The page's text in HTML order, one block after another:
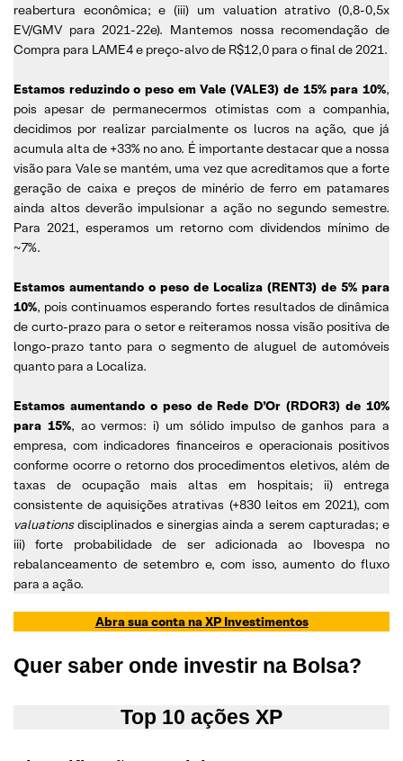
reabertura econômica; e (iii) um valuation atrativo (0,8-0,5x
EV/GMV para 2021-22e). Mantemos nossa recomendação de
Compra para LAME4 e preço-alvo de R$12,0 para o final de 2021.
Estamos reduzindo o peso em Vale (VALE3) de 15% para 10%,
pois apesar de permanecermos otimistas com a companhia,
decidimos por realizar parcialmente os lucros na ação, que já
acumula alta de +33% no ano. É importante destacar que a nossa
visão para Vale se mantém, uma vez que acreditamos que a forte
geração de caixa e preços de minério de ferro em patamares
ainda altos deverão impulsionar a ação no segundo semestre.
Para 2021, esperamos um retorno com dividendos mínimo de
~7%.
Estamos aumentando o peso de Localiza (RENT3) de 5% para
10%, pois continuamos esperando fortes resultados de dinâmica
de curto-prazo para o setor e reiteramos nossa visão positiva de
longo-prazo tanto para o segmento de aluguel de automóveis
quanto para a Localiza.
Estamos aumentando o peso de Rede D’Or (RDOR3) de 10%
para 15%, ao vermos: i) um sólido impulso de ganhos para a
empresa, com indicadores financeiros e operacionais positivos
conforme ocorre o retorno dos procedimentos eletivos, além de
taxas de ocupação mais altas em hospitais; ii) entrega
consistente de aquisições atrativas (+830 leitos em 2021), com
valuationsdisciplinados e sinergias ainda a serem capturadas; e
iii) forte probabilidade de ser adicionada ao Ibovespa no
rebalanceamento de setembro e, com isso, aumento do fluxo
para a ação.
Abra sua conta na XP Investimentos
Quer saber onde investir na Bolsa?
Top 10 ações XP